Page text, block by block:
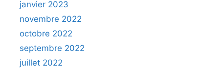
janvier 2023
novembre 2022
octobre 2022
septembre 2022
juillet 2022